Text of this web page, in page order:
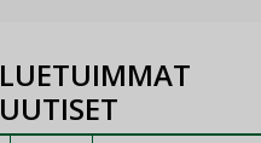
LUETUIMMAT
UUTISET